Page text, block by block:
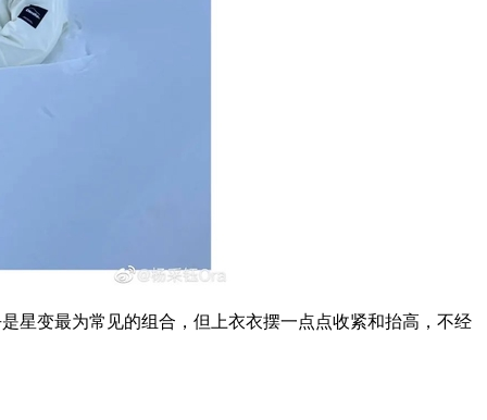
变最为常见的组合，但上衣衣摆一点点收紧和抬高，不经